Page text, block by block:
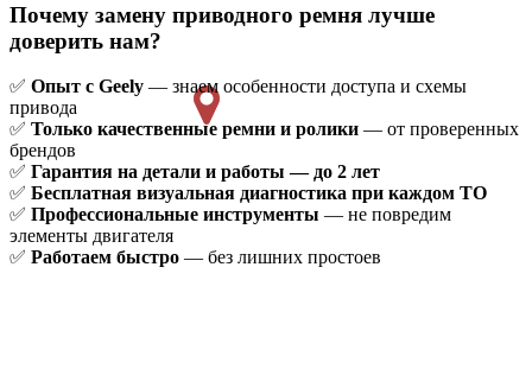
Почему замену приводного ремня лучше
доверить нам?
✅ Опыт с Geely — знаем особенности доступа и схемы
привода
✅ Только качественные ремни и ролики — от проверенных
брендов
✅ Гарантия на детали и работы — до 2 лет
✅ Бесплатная визуальная диагностика при каждом ТО
✅ Профессиональные инструменты — не повредим
элементы двигателя
✅ Работаем быстро — без лишних простоев